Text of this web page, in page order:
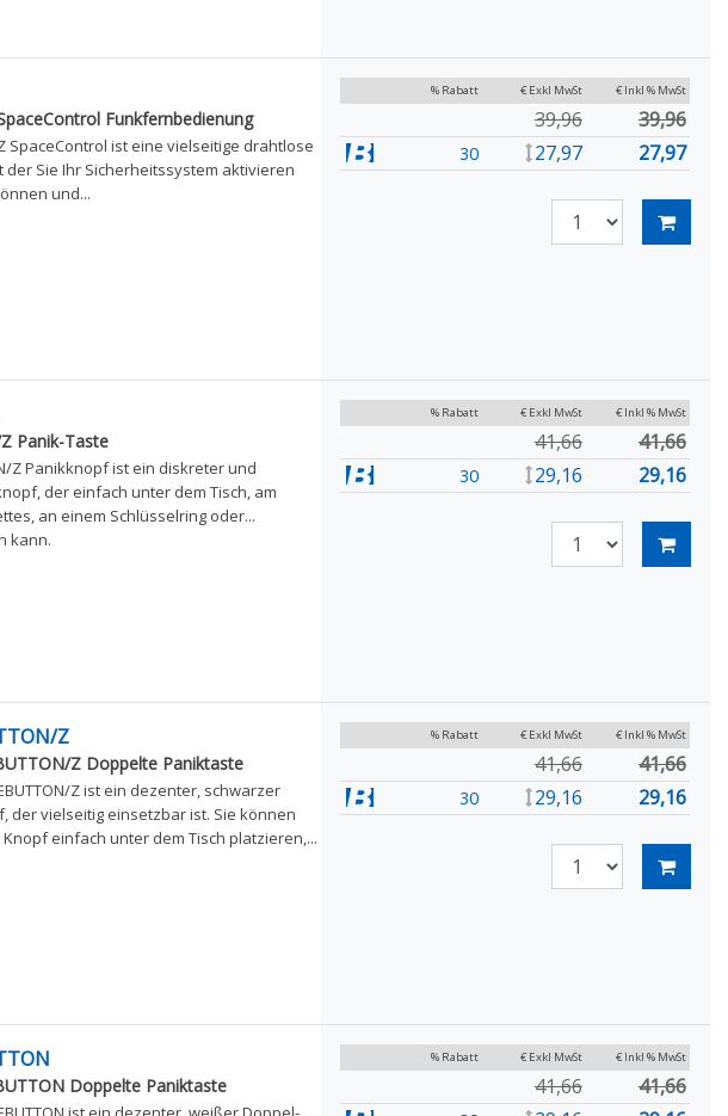
Funkfernbedienung
Z SpaceControl ist eine vielseitige drahtlose
der Sie Ihr Sicherheitssystem aktivieren
und...
% Rabatt € Exkl MwSt € Inkl % MwSt
39,96 39,96
30 27,97 27,97
Panik-Taste
Z Panikknopf ist ein diskreter und
der einfach unter dem Tisch, am
an einem Schlüsselring oder...
kann.
% Rabatt € Exkl MwSt € Inkl % MwSt
41,66 41,66
30 29,16 29,16
Z
Z Doppelte Paniktaste
Z ist ein dezenter, schwarzer
der vielseitig einsetzbar ist. Sie können
einfach unter dem Tisch platzieren,...
% Rabatt € Exkl MwSt € Inkl % MwSt
41,66 41,66
30 29,16 29,16
Doppelte Paniktaste
% Rabatt € Exkl MwSt € Inkl % MwSt
41,66 41,66